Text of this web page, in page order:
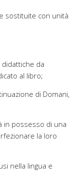
sostituite con unità
da
al libro;
di Domani,
in possesso di una
la loro
nella lingua e